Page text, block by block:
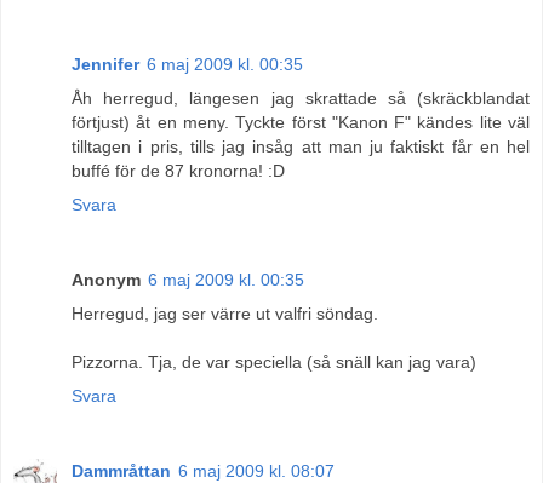
Jennifer 6 maj 2009 kl. 00:35
Åh herregud, längesen jag skrattade så (skräckblandat
förtjust) åt en meny. Tyckte först "Kanon F" kändes lite väl
tilltagen i pris, tills jag insåg att man ju faktiskt får en hel
buffé för de 87 kronorna! :D
Svara
Anonym 6 maj 2009 kl. 00:35
Herregud, jag ser värre ut valfri söndag.
Pizzorna. Tja, de var speciella (så snäll kan jag vara)
Svara
Dammråttan 6 maj 2009 kl. 08:07